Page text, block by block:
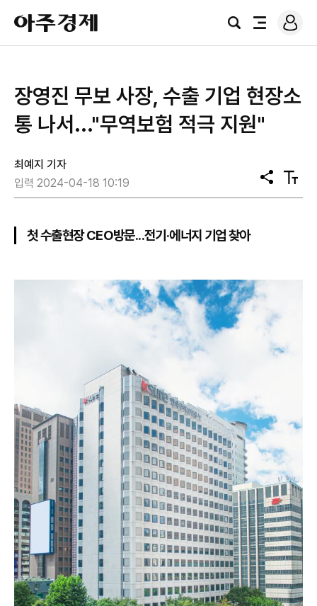
아
주
경
검
전
로
그
장영진 무보 사장, 수출 기업 현장소
통 나서..."무역보험 적극 지원"
최예지 기자
입력 2024-04-18 10:19
공
유
텍
스
첫 수출현장 CEO방문...전기·에너지 기업 찾아